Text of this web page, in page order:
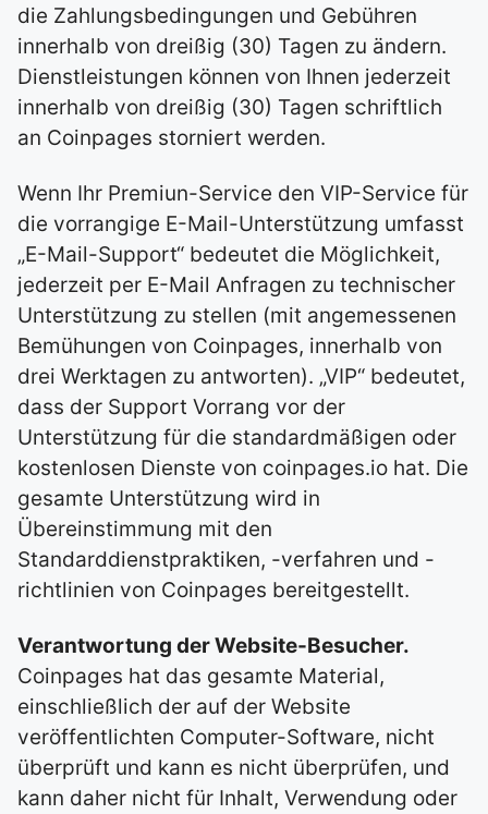
die Zahlungsbedingungen und Gebühren
innerhalb von dreißig (30) Tagen zu ändern.
Dienstleistungen können von Ihnen jederzeit
innerhalb von dreißig (30) Tagen schriftlich
an Coinpages storniert werden.
Wenn Ihr Premiun-Service den VIP-Service für
die vorrangige E-Mail-Unterstützung umfasst
„E-Mail-Support“ bedeutet die Möglichkeit,
jederzeit per E-Mail Anfragen zu technischer
Unterstützung zu stellen (mit angemessenen
Bemühungen von Coinpages, innerhalb von
drei Werktagen zu antworten). „VIP“ bedeutet,
dass der Support Vorrang vor der
Unterstützung für die standardmäßigen oder
kostenlosen Dienste von coinpages.io hat. Die
gesamte Unterstützung wird in
Übereinstimmung mit den
Standarddienstpraktiken, -verfahren und -
richtlinien von Coinpages bereitgestellt.
Verantwortung der Website-Besucher.
Coinpages hat das gesamte Material,
einschließlich der auf der Website
veröffentlichten Computer-Software, nicht
überprüft und kann es nicht überprüfen, und
kann daher nicht für Inhalt, Verwendung oder